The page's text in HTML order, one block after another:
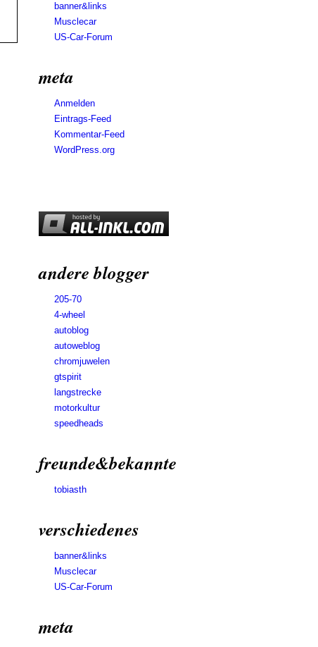
banner&links
Musclecar
US-Car-Forum
meta
Anmelden
Eintrags-Feed
Kommentar-Feed
WordPress.org
andere blogger
205-70
4-wheel
autoblog
autoweblog
chromjuwelen
gtspirit
langstrecke
motorkultur
speedheads
freunde&bekannte
tobiasth
verschiedenes
banner&links
Musclecar
US-Car-Forum
meta